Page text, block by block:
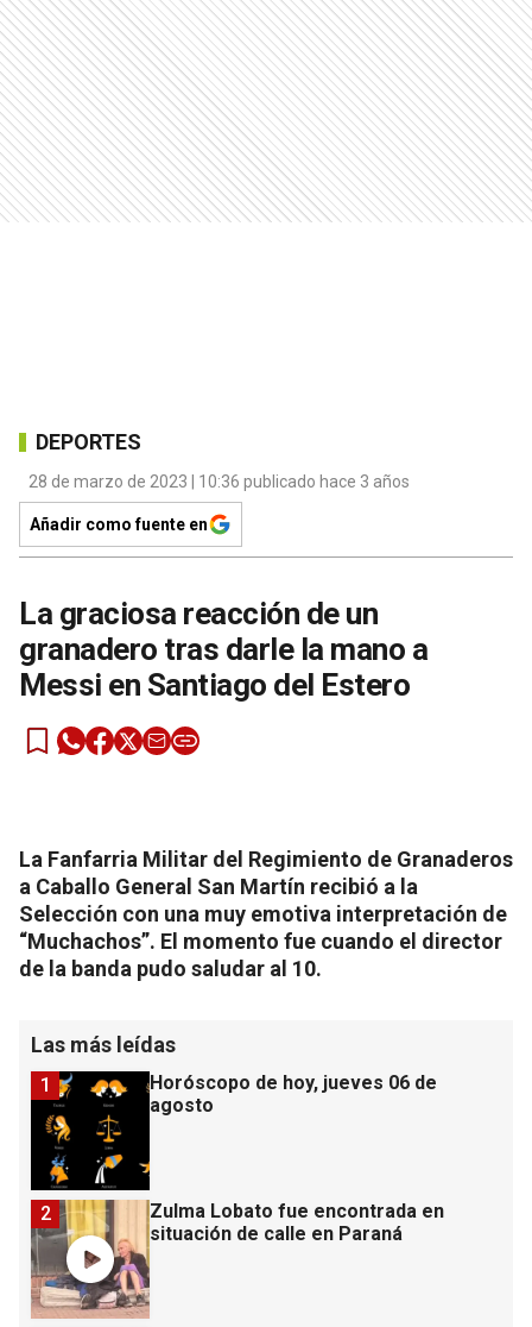
DEPORTES
28 de marzo de 2023 | 10:36 publicado hace 3 años
Añadir como fuente en
La graciosa reacción de un
granadero tras darle la mano a
Messi en Santiago del Estero
La Fanfarria Militar del Regimiento de Granaderos
a Caballo General San Martín recibió a la
Selección con una muy emotiva interpretación de
“Muchachos”. El momento fue cuando el director
de la banda pudo saludar al 10.
Las más leídas
Horóscopo de hoy, jueves 06 de
agosto
1
Zulma Lobato fue encontrada en
situación de calle en Paraná
2